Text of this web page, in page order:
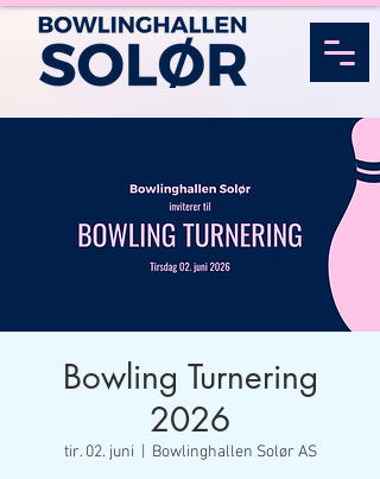
Bowling Turnering
2026
tir. 02. juni Bowlinghallen Solør AS